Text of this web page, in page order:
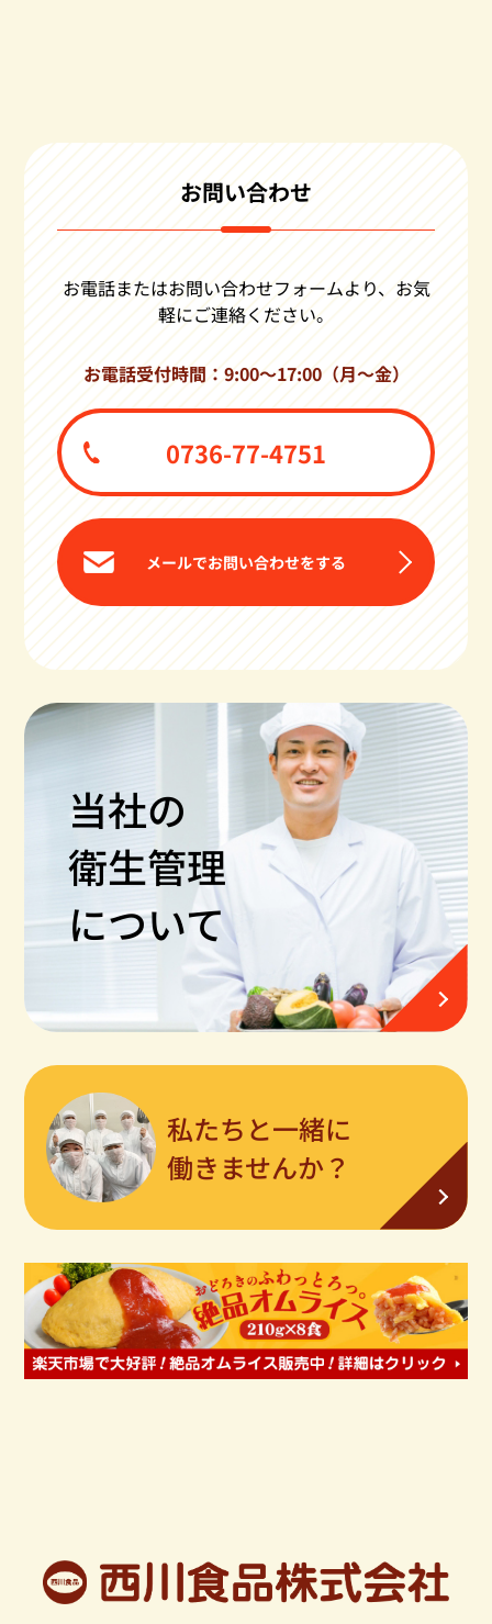
お問い合わせ
お電話またはお問い合わせフォームより、お気
軽にご連絡ください。
お電話受付時間：9:00〜17:00（月〜金）
0736-77-4751
メールでお問い合わせをする
当社の
衛生管理
について
私たちと一緒に
働きませんか？